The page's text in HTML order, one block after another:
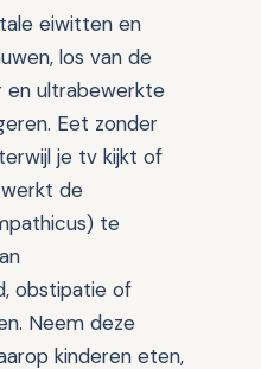
eiwitten en
los van de
en ultrabewerkte
Eet zonder
je tv kijkt of
de
te
obstipatie of
Neem deze
kinderen eten,